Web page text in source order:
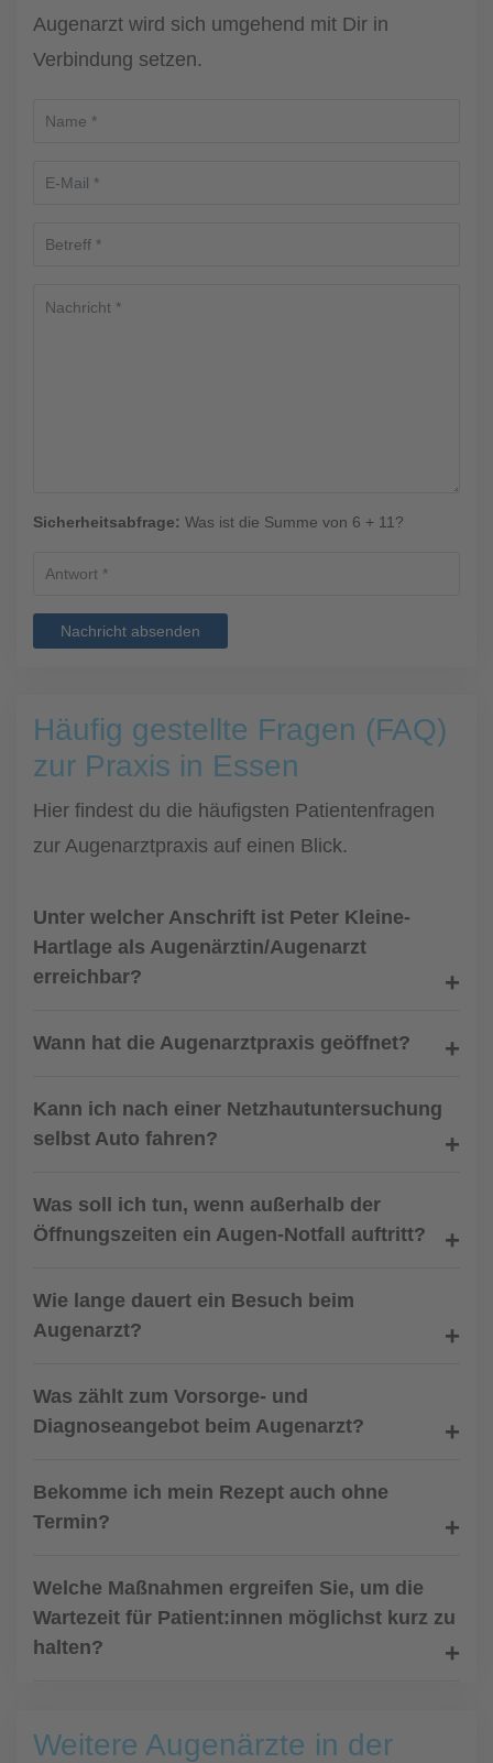
Augenarzt wird sich umgehend mit Dir in
Verbindung setzen.
Sicherheitsabfrage: Was ist die Summe von 6 + 11?
Nachricht absenden
Häufig gestellte Fragen (FAQ)
zur Praxis in Essen
Hier findest du die häufigsten Patientenfragen
zur Augenarztpraxis auf einen Blick.
Unter welcher Anschrift ist Peter Kleine-
Hartlage als Augenärztin/Augenarzt
erreichbar?
Wann hat die Augenarztpraxis geöffnet?
Kann ich nach einer Netzhautuntersuchung
selbst Auto fahren?
Was soll ich tun, wenn außerhalb der
Öffnungszeiten ein Augen-Notfall auftritt?
Wie lange dauert ein Besuch beim
Augenarzt?
Was zählt zum Vorsorge- und
Diagnoseangebot beim Augenarzt?
Bekomme ich mein Rezept auch ohne
Termin?
Welche Maßnahmen ergreifen Sie, um die
Wartezeit für Patient:innen möglichst kurz zu
halten?
Weitere Augenärzte in der